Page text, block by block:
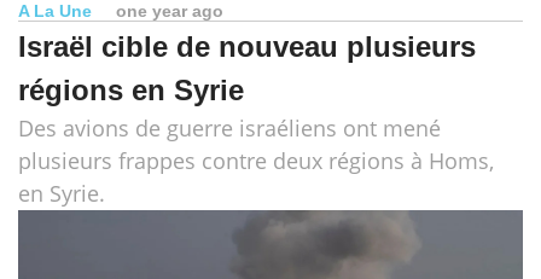
A La Une one year ago
Israël cible de nouveau plusieurs
régions en Syrie
Des avions de guerre israéliens ont mené
plusieurs frappes contre deux régions à Homs,
en Syrie.